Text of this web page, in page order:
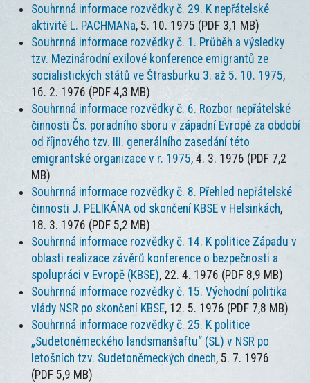
Souhrnná informace rozvědky č. 29. K nepřátelské
aktivitě L. PACHMANa, 5. 10. 1975 (PDF 3,1 MB)
Souhrnná informace rozvědky č. 1. Průběh a výsledky
tzv. Mezinárodní exilové konference emigrantů ze
socialistických států ve Štrasburku 3. až 5. 10. 1975,
16. 2. 1976 (PDF 4,3 MB)
Souhrnná informace rozvědky č. 6. Rozbor nepřátelské
činnosti Čs. poradního sboru v západní Evropě za období
od říjnového tzv. III. generálního zasedání této
emigrantské organizace v r. 1975, 4. 3. 1976 (PDF 7,2
MB)
Souhrnná informace rozvědky č. 8. Přehled nepřátelské
činnosti J. PELIKÁNA od skončení KBSE v Helsinkách,
18. 3. 1976 (PDF 5,2 MB)
Souhrnná informace rozvědky č. 14. K politice Západu v
oblasti realizace závěrů konference o bezpečnosti a
spolupráci v Evropě (KBSE), 22. 4. 1976 (PDF 8,9 MB)
Souhrnná informace rozvědky č. 15. Východní politika
vlády NSR po skončení KBSE, 12. 5. 1976 (PDF 7,8 MB)
Souhrnná informace rozvědky č. 25. K politice
„Sudetoněmeckého landsmanšaftu“ (SL) v NSR po
letošních tzv. Sudetoněmeckých dnech, 5. 7. 1976
(PDF 5,9 MB)